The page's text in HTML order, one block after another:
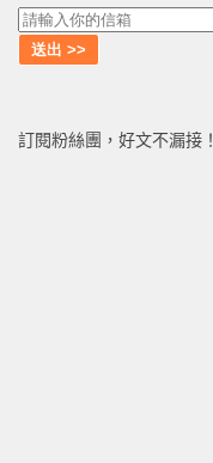
訂閱粉絲團，好文不漏接！